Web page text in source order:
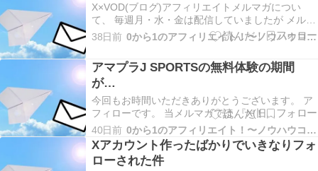
X×VOD(ブログ)アフィリエイトメルマガについ
て、 毎週月・水・金は配信していましたが メルマ
ガ配信システムが利用停止になっていて配信でき
なくなりました。 準備ができるまで配信停止しま
38日前 0から1のアフィリエイト！〜ノウハウコレクター脱出〜
アマプラJ SPORTSの無料体験の期間
が…
今回もお時間いただきありがとうございます。 ア
フィローです。 当メルマガでは 『X(旧
Twitter)×VODブログを活用したアフィリエイト』
についてだったり やった事、起きた事、考えた事
などお伝えしていきます！ 今回は アマプラJ
SPORTSの無料体験の期間が… につい…
40日前 0から1のアフィリエイト！〜ノウハウコレクター脱出〜
Xアカウント作ったばかりでいきなりフォ
ローされた件